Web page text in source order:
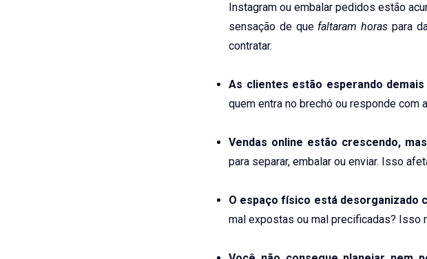
Instagram ou embalar pedidos estão
sensação de que faltaram horas para
contratar.
As clientes estão esperando
quem entra no brechó ou responde com
Vendas online estão crescendo,
para separar, embalar ou enviar. Isso
O espaço físico está desorganizado
mal expostas ou mal precificadas? Isso